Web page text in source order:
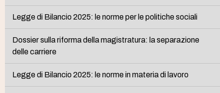
Legge di Bilancio 2025: le norme per le politiche sociali
Dossier sulla riforma della magistratura: la separazione
delle carriere
Legge di Bilancio 2025: le norme in materia di lavoro